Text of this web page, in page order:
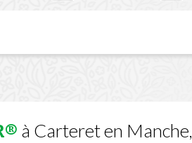
à Carteret en Manche,